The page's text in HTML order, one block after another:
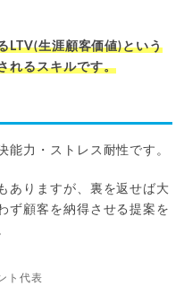
LTV(生涯顧客価値)という
れるスキルです。
能力・ストレス耐性です。
ありますが、裏を返せば大
ず顧客を納得させる提案を
ト代表